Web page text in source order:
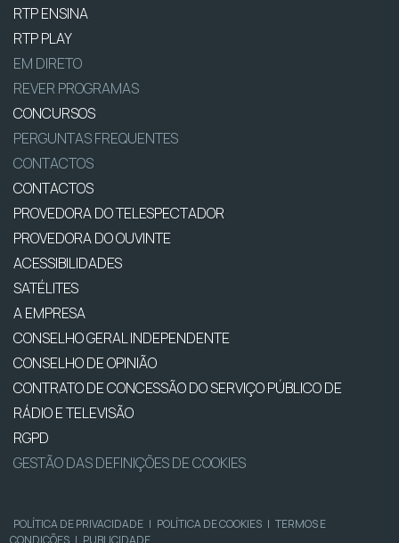
RTP ENSINA
RTP PLAY
EM DIRETO
REVER PROGRAMAS
CONCURSOS
PERGUNTAS FREQUENTES
CONTACTOS
CONTACTOS
PROVEDORA DO TELESPECTADOR
PROVEDORA DO OUVINTE
ACESSIBILIDADES
SATÉLITES
A EMPRESA
CONSELHO GERAL INDEPENDENTE
CONSELHO DE OPINIÃO
CONTRATO DE CONCESSÃO DO SERVIÇO PÚBLICO DE
RÁDIO E TELEVISÃO
RGPD
GESTÃO DAS DEFINIÇÕES DE COOKIES
POLÍTICA DE PRIVACIDADE | POLÍTICA DE COOKIES | TERMOS E